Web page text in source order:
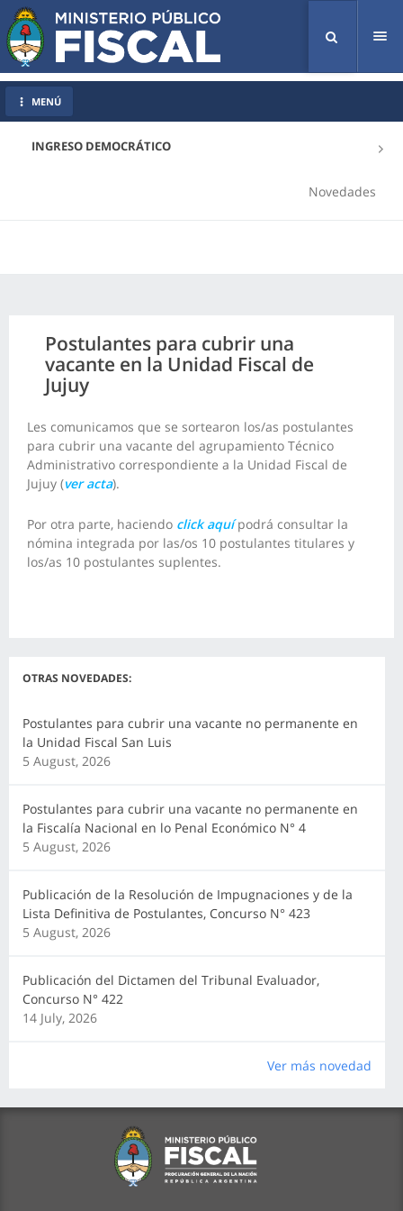
INGRESO DEMOCRÁTICO
Novedades
MENÚ
Postulantes para cubrir una
vacante en la Unidad Fiscal de
Jujuy
Les comunicamos que se sortearon los/as postulantes
para cubrir una vacante del agrupamiento Técnico
Administrativo correspondiente a la Unidad Fiscal de
Jujuy (ver acta).
Por otra parte, haciendo click aquípodrá consultar la
nómina integrada por las/os 10 postulantes titulares y
los/as 10 postulantes suplentes.
OTRAS NOVEDADES:
Postulantes para cubrir una vacante no permanente en
la Unidad Fiscal San Luis
5 August, 2026
Postulantes para cubrir una vacante no permanente en
la Fiscalía Nacional en lo Penal Económico N° 4
5 August, 2026
Publicación de la Resolución de Impugnaciones y de la
Lista Definitiva de Postulantes, Concurso N° 423
5 August, 2026
Publicación del Dictamen del Tribunal Evaluador,
Concurso N° 422
14 July, 2026
Ver más novedad